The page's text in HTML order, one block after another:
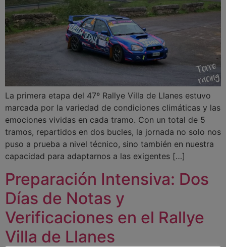
La primera etapa del 47º Rallye Villa de Llanes estuvo
marcada por la variedad de condiciones climáticas y las
emociones vividas en cada tramo. Con un total de 5
tramos, repartidos en dos bucles, la jornada no solo nos
puso a prueba a nivel técnico, sino también en nuestra
capacidad para adaptarnos a las exigentes […]
Preparación Intensiva: Dos
Días de Notas y
Verificaciones en el Rallye
Villa de Llanes